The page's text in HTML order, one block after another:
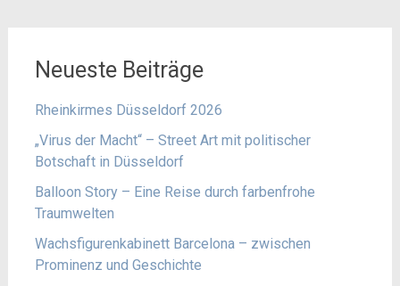
Neueste Beiträge
Rheinkirmes Düsseldorf 2026
„Virus der Macht“ – Street Art mit politischer
Botschaft in Düsseldorf
Balloon Story – Eine Reise durch farbenfrohe
Traumwelten
Wachsfigurenkabinett Barcelona – zwischen
Prominenz und Geschichte